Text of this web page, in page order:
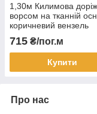
1,30м Килимова
ворсом на тканній
коричневий вензель
715 ₴/пог.м
Купити
Про нас